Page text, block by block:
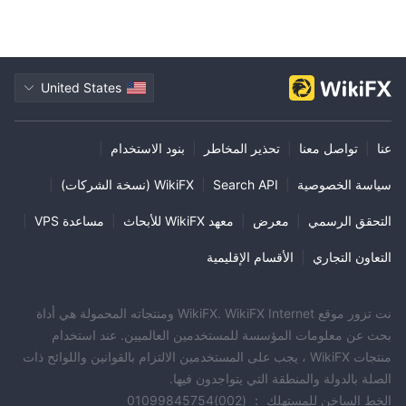
البريد الإلكتروني:
info@forexct.com؛ support@forexct.com.au
448708200087
. يمكن أن تؤدي هذه القيود على قنوات دعم العملاء
إلى تأخير استجابة طلبات العملاء.
الاستنتاج
دمج جميع قطع المعلومات، ForexCT هو شركة وساطة أسترالية تركز
جمعها من الإنترنت قليلة جدًا. الموقع العديم الفائدة والوضع غير المنظم
هما عيوب رئيسية تمنع الناس من الثقة بهم.
طيبة لتجربة تداول أفضل.
United States
عنا تواصل معنا تحذير المخاطر بنود الاستخدام
سياسة الخصوصية Search API WikiFX (نسخة الشركات)
التحقق الرسمي معرض معهد WikiFX للأبحاث مساعدة VPS
التعاون التجاري الأقسام الإقليمية
نت تزور موقع WikiFX. WikiFX Internet ومنتجاته المحمولة هي أداة
بحث عن معلومات المؤسسة للمستخدمين العالميين. عند استخدام
منتجات WikiFX ، يجب على المستخدمين الالتزام بالقوانين واللوائح ذات
الصلة بالدولة والمنطقة التي يتواجدون فيها.
الخط الساخن للمستهلك ： (002)01099845754